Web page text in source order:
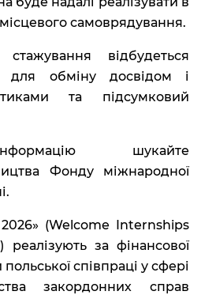
самоврядування.
відбудеться
для обміну досвідом і
та підсумковий
шукайте
Фонду міжнародної
(Welcome Internships
за фінансової
співпраці у сфері
закордонних справ